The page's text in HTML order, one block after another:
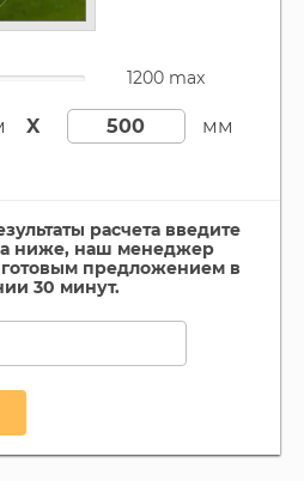
1200 max
X мм
расчета введите
ниже, наш менеджер
готовым предложением в
30 минут.